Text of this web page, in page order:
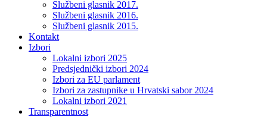
Službeni glasnik 2017.
Službeni glasnik 2016.
Službeni glasnik 2015.
Kontakt
Izbori
Lokalni izbori 2025
Predsjednički izbori 2024
Izbori za EU parlament
Izbori za zastupnike u Hrvatski sabor 2024
Lokalni izbori 2021
Transparentnost